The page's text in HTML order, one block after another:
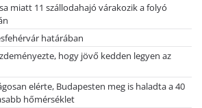
miatt 11 szállodahajó várakozik a folyó
határában
hogy jövő kedden legyen az
elérte, Budapesten meg is haladta a 40
hőmérséklet